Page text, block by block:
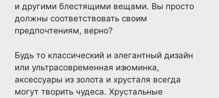
и другими блестящими вещами. Вы просто
должны соответствовать своим
предпочтениям, верно?
Будь то классический и элегантный дизайн
или ультрасовременная изюминка,
аксессуары из золота и хрусталя всегда
могут творить чудеса. Хрустальные